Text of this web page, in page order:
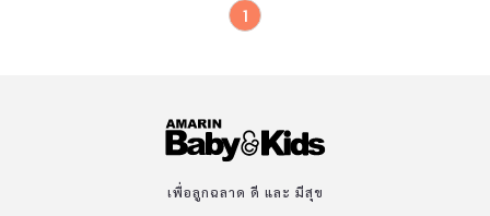
1
เพื่อลูกฉลาด ดี และ มีสุข